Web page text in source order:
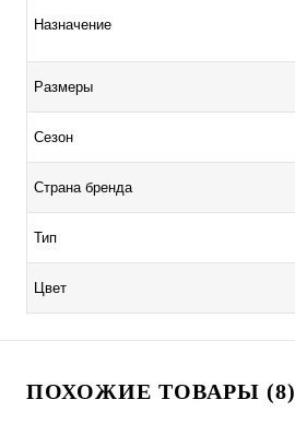
Назначение
Размеры
Сезон
Страна бренда
Тип
Цвет
ПОХОЖИЕ ТОВАРЫ (8)